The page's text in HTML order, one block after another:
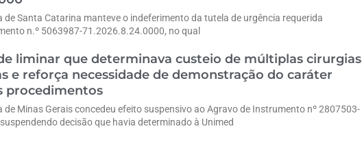
de Santa Catarina manteve o indeferimento da tutela de urgência requerida
n.º 5063987-71.2026.8.24.0000, no qual
liminar que determinava custeio de múltiplas cirurgias
e reforça necessidade de demonstração do caráter
procedimentos
de Minas Gerais concedeu efeito suspensivo ao Agravo de Instrumento nº 2807503-
decisão que havia determinado à Unimed